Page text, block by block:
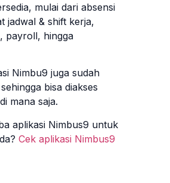
mulai dari absensi
jadwal & shift kerja,
payroll, hingga
Nimbu9 juga sudah
bisa diakses
mana saja.
aplikasi Nimbus9 untuk
Cek aplikasi Nimbus9